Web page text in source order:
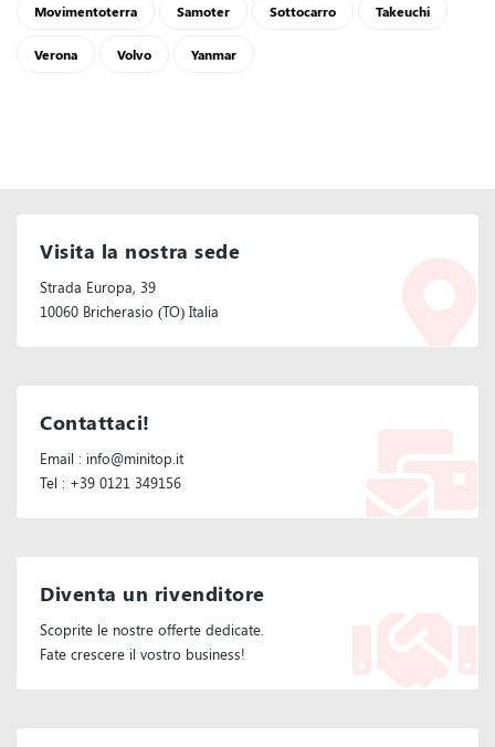
Movimentoterra Samoter Sottocarro Takeuchi
Verona Volvo Yanmar
Visita la nostra sede
Strada Europa, 39
10060 Bricherasio (TO) Italia
Contattaci!
Email : info@minitop.it
Tel : +39 0121 349156
Diventa un rivenditore
Scoprite le nostre offerte dedicate.
Fate crescere il vostro business!